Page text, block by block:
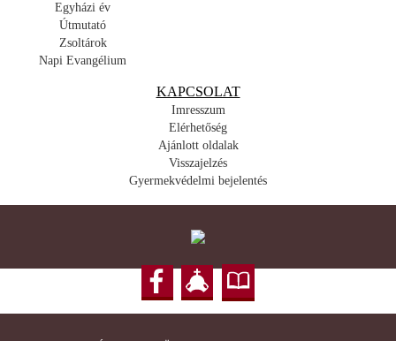
Egyházi év
Útmutató
Zsoltárok
Napi Evangélium
KAPCSOLAT
Imresszum
Elérhetőség
Ajánlott oldalak
Visszajelzés
Gyermekvédelmi bejelentés